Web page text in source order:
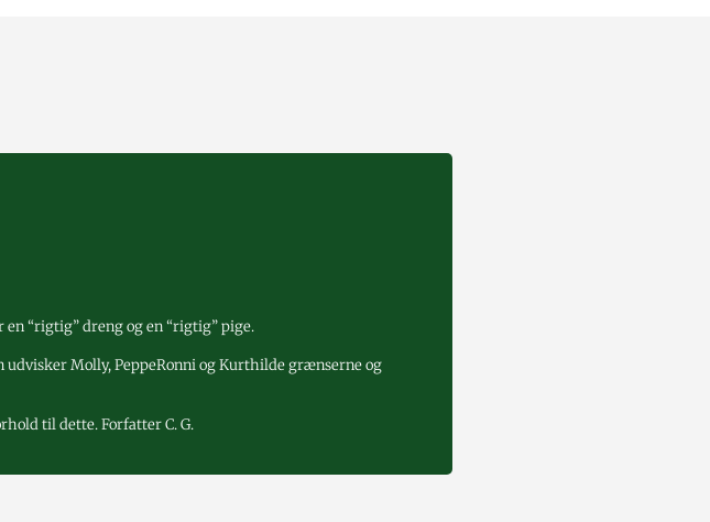
“rigtig” dreng og en “rigtig” pige.
Molly, PeppeRonni og Kurthilde grænserne og
til dette. Forfatter C. G.